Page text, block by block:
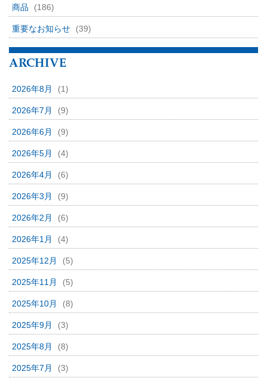
商品 (186)
重要なお知らせ (39)
ARCHIVE
2026年8月 (1)
2026年7月 (9)
2026年6月 (9)
2026年5月 (4)
2026年4月 (6)
2026年3月 (9)
2026年2月 (6)
2026年1月 (4)
2025年12月 (5)
2025年11月 (5)
2025年10月 (8)
2025年9月 (3)
2025年8月 (8)
2025年7月 (3)